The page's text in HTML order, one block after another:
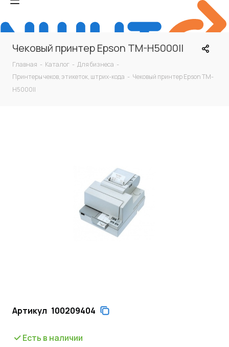
Чековый принтер Epson TM-H5000II
Главная - Каталог - Для бизнеса -
Принтеры чеков, этикеток, штрих-кода - Чековый принтер Epson TM-
H5000II
Артикул 100209404
Есть в наличии